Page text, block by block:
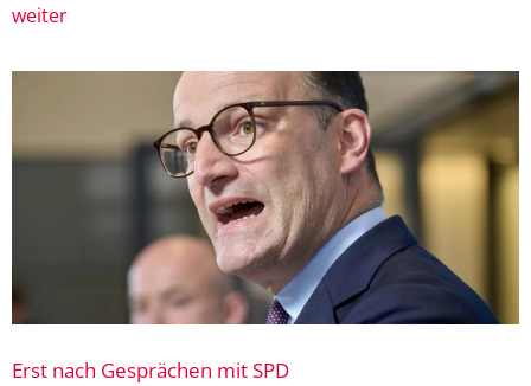
weiter
Erst nach Gesprächen mit SPD